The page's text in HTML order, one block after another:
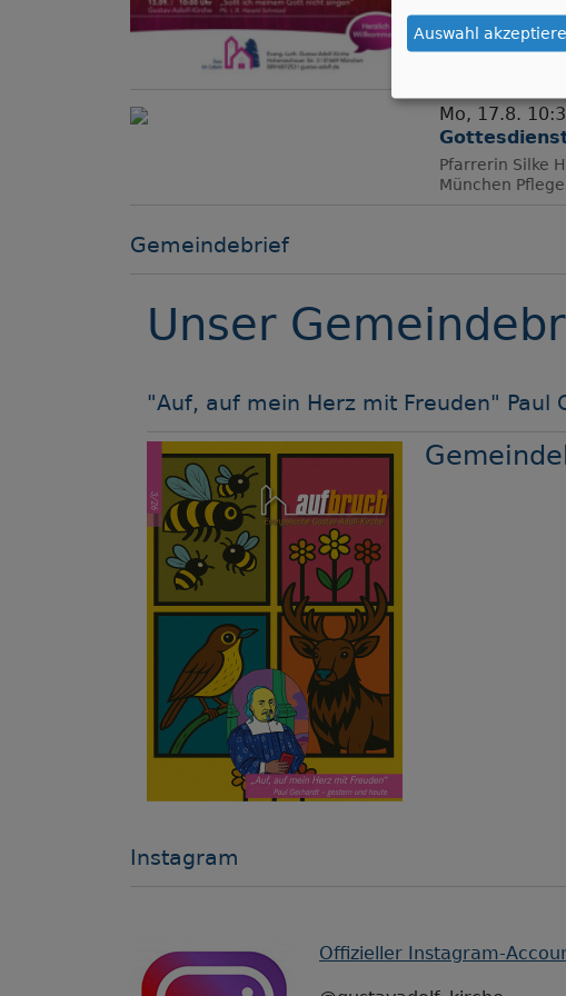
Mo, 17.8.
Pfarrerin Silke
München
Gemeindebrief
Unser
"Auf, auf mein Herz mit Freuden" Paul
Instagram
Offizieller Instagram-
Auswahl